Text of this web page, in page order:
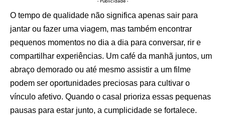
O tempo de qualidade não significa apenas sair para
jantar ou fazer uma viagem, mas também encontrar
pequenos momentos no dia a dia para conversar, rir e
compartilhar experiências. Um café da manhã juntos, um
abraço demorado ou até mesmo assistir a um filme
podem ser oportunidades preciosas para cultivar o
vínculo afetivo. Quando o casal prioriza essas pequenas
pausas para estar junto, a cumplicidade se fortalece.